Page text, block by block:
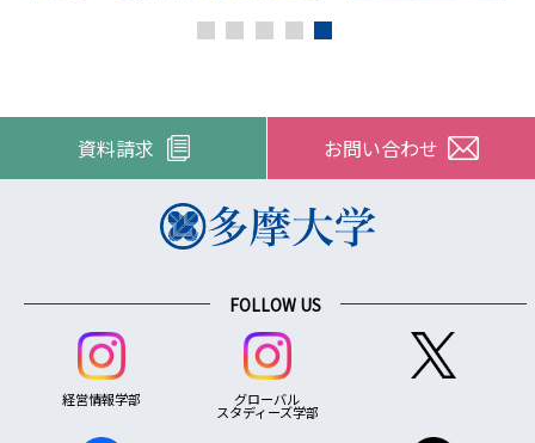
資料請求 お問い合わせ
FOLLOW US
経営情報学部 グローバル
スタディーズ学部